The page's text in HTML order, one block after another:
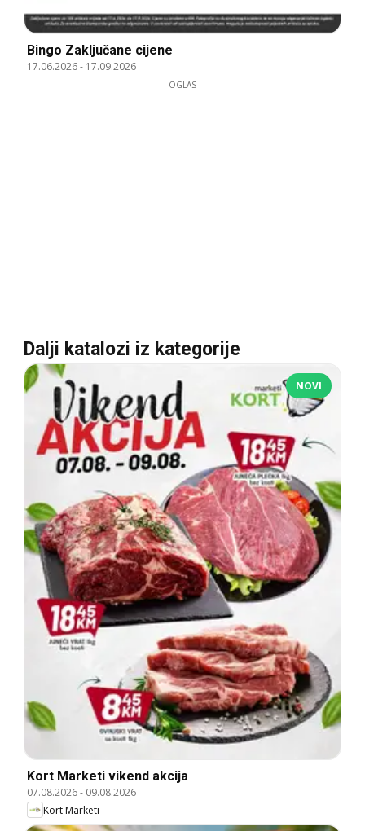
Bingo Zaključane cijene
17.06.2026- 17.09.2026
OGLAS
Dalji katalozi iz kategorije
NOVI
Kort Marketi vikend akcija
07.08.2026- 09.08.2026
Kort Marketi